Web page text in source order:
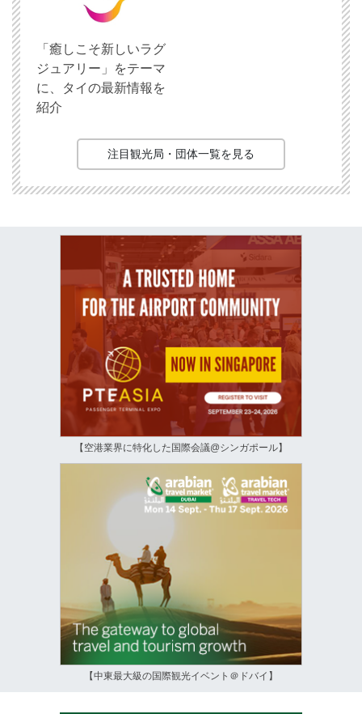
「癒しこそ新しいラグ
ジュアリー」をテーマ
に、タイの最新情報を
紹介
注目観光局・団体一覧を見る
【空港業界に特化した国際会議@シンガポール】
【中東最大級の国際観光イベント＠ドバイ】